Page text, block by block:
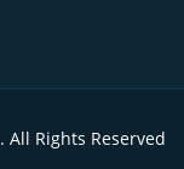
. All Rights Reserved